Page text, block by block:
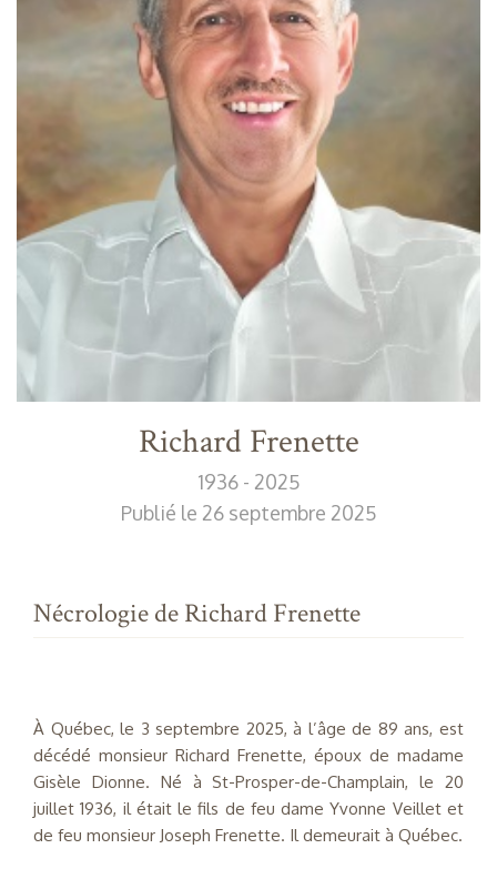
Richard Frenette
1936 - 2025
Publié le 26 septembre 2025
Nécrologie de Richard Frenette
À Québec, le 3 septembre 2025, à l’âge de 89 ans, est
décédé monsieur Richard Frenette, époux de madame
Gisèle Dionne. Né à St-Prosper-de-Champlain, le 20
juillet 1936, il était le fils de feu dame Yvonne Veillet et
de feu monsieur Joseph Frenette. Il demeurait à Québec.